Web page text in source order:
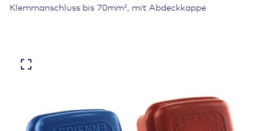
Klemmanschluss bis 70mm², mit Abdeckkappe